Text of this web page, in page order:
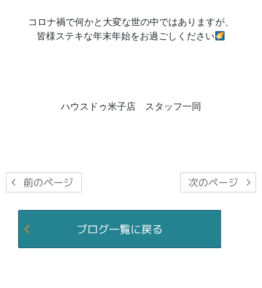
コロナ禍で何かと大変な世の中ではありますが、
皆様ステキな年末年始をお過ごしください
ハウスドゥ米子店 スタッフ一同